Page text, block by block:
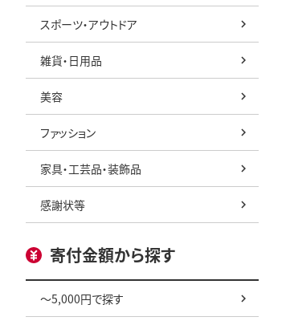
スポーツ・アウトドア
雑貨・日用品
美容
ファッション
家具・工芸品・装飾品
感謝状等
寄付金額から探す
～5,000円で探す